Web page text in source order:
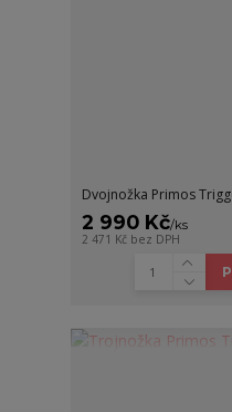
Dvojnožka Primos
2 990 Kč/ks
2 471 Kč bez DPH